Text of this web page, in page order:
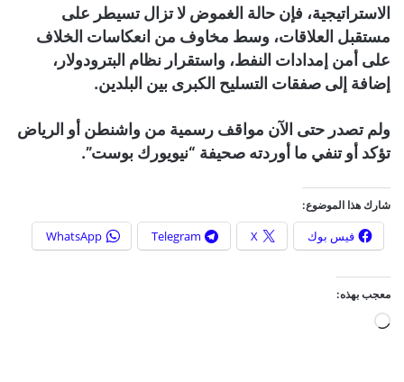
الاستراتيجية، فإن حالة الغموض لا تزال تسيطر على
مستقبل العلاقات، وسط مخاوف من انعكاسات الخلاف
على أمن إمدادات النفط، واستقرار نظام البترودولار،
إضافة إلى صفقات التسليح الكبرى بين البلدين.
ولم تصدر حتى الآن مواقف رسمية من واشنطن أو الرياض
تؤكد أو تنفي ما أوردته صحيفة “نيويورك بوست”.
شارك هذا الموضوع:
فيس بوك X
Telegram
WhatsApp
معجب بهذه: